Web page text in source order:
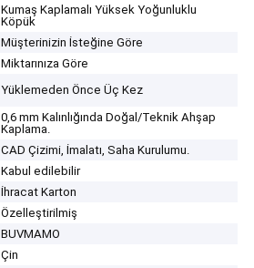
Kumaş Kaplamalı Yüksek Yoğunluklu
Köpük
Müşterinizin İsteğine Göre
Miktarınıza Göre
Yüklemeden Önce Üç Kez
0,6 mm Kalınlığında Doğal/Teknik Ahşap
Kaplama.
CAD Çizimi, İmalatı, Saha Kurulumu.
Kabul edilebilir
İhracat Karton
Özelleştirilmiş
BUVMAMO
Çin